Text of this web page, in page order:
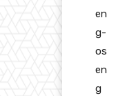
en
g-
os
en
g